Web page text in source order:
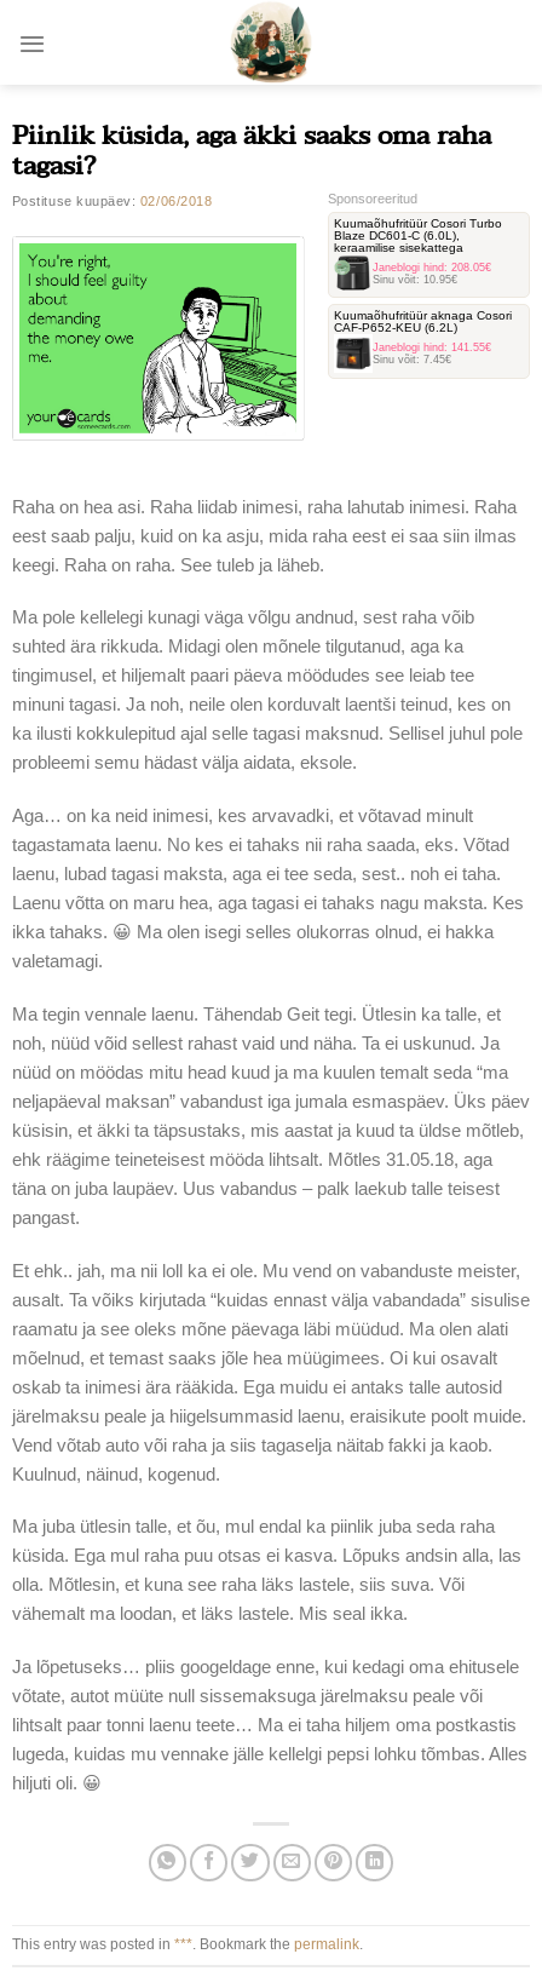
Piinlik küsida, aga äkki saaks oma raha
tagasi?
Postituse kuupäev: 02/06/2018 Sponsoreeritud
Kuumaõhufritüür Cosori Turbo
Blaze DC601-C ‎(6.0L),
keraamilise sisekattega
Janeblogi hind: 208.05€
Sinu võit: 10.95€
Kuumaõhufritüür aknaga Cosori
‎CAF-P652-KEU (6.2L)
Janeblogi hind: 141.55€
Sinu võit: 7.45€
Raha on hea asi. Raha liidab inimesi, raha lahutab inimesi. Raha
eest saab palju, kuid on ka asju, mida raha eest ei saa siin ilmas
keegi. Raha on raha. See tuleb ja läheb.
Ma pole kellelegi kunagi väga võlgu andnud, sest raha võib
suhted ära rikkuda. Midagi olen mõnele tilgutanud, aga ka
tingimusel, et hiljemalt paari päeva möödudes see leiab tee
minuni tagasi. Ja noh, neile olen korduvalt laentši teinud, kes on
ka ilusti kokkulepitud ajal selle tagasi maksnud. Sellisel juhul pole
probleemi semu hädast välja aidata, eksole.
Aga… on ka neid inimesi, kes arvavadki, et võtavad minult
tagastamata laenu. No kes ei tahaks nii raha saada, eks. Võtad
laenu, lubad tagasi maksta, aga ei tee seda, sest.. noh ei taha.
Laenu võtta on maru hea, aga tagasi ei tahaks nagu maksta. Kes
ikka tahaks. 😀 Ma olen isegi selles olukorras olnud, ei hakka
valetamagi.
Ma tegin vennale laenu. Tähendab Geit tegi. Ütlesin ka talle, et
noh, nüüd võid sellest rahast vaid und näha. Ta ei uskunud. Ja
nüüd on möödas mitu head kuud ja ma kuulen temalt seda “ma
neljapäeval maksan” vabandust iga jumala esmaspäev. Üks päev
küsisin, et äkki ta täpsustaks, mis aastat ja kuud ta üldse mõtleb,
ehk räägime teineteisest mööda lihtsalt. Mõtles 31.05.18, aga
täna on juba laupäev. Uus vabandus – palk laekub talle teisest
pangast.
Et ehk.. jah, ma nii loll ka ei ole. Mu vend on vabanduste meister,
ausalt. Ta võiks kirjutada “kuidas ennast välja vabandada” sisulise
raamatu ja see oleks mõne päevaga läbi müüdud. Ma olen alati
mõelnud, et temast saaks jõle hea müügimees. Oi kui osavalt
oskab ta inimesi ära rääkida. Ega muidu ei antaks talle autosid
järelmaksu peale ja hiigelsummasid laenu, eraisikute poolt muide.
Vend võtab auto või raha ja siis tagaselja näitab fakki ja kaob.
Kuulnud, näinud, kogenud.
Ma juba ütlesin talle, et õu, mul endal ka piinlik juba seda raha
küsida. Ega mul raha puu otsas ei kasva. Lõpuks andsin alla, las
olla. Mõtlesin, et kuna see raha läks lastele, siis suva. Või
vähemalt ma loodan, et läks lastele. Mis seal ikka.
Ja lõpetuseks… pliis googeldage enne, kui kedagi oma ehitusele
võtate, autot müüte null sissemaksuga järelmaksu peale või
lihtsalt paar tonni laenu teete… Ma ei taha hiljem oma postkastis
lugeda, kuidas mu vennake jälle kellelgi pepsi lohku tõmbas. Alles
hiljuti oli. 😀
This entry was posted in ***. Bookmark the permalink.